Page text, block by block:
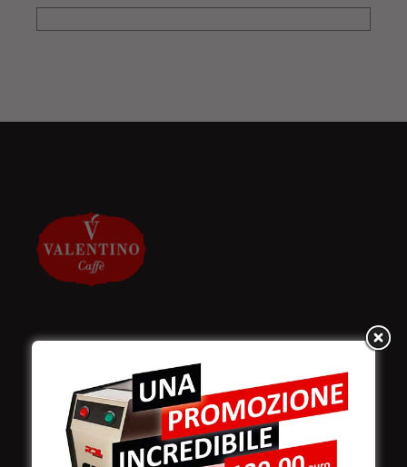
Stabilimento
e produzione:
Viale Croazia 8 (Z.I.)